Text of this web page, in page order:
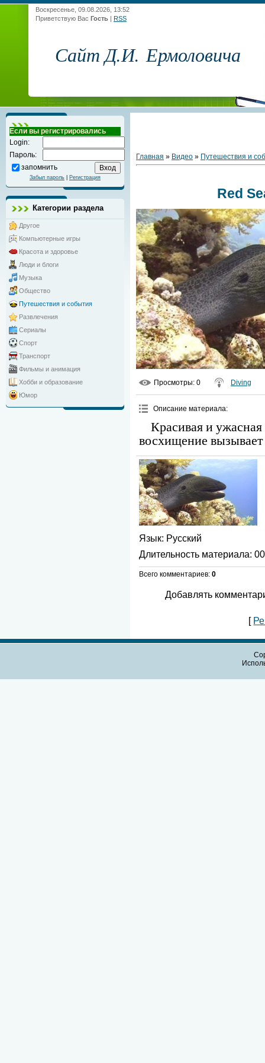
Воскресенье, 09.08.2026, 13:52
Приветствую Вас Гость | RSS
Сайт Д.И. Ермоловича
Если вы регистрировались
Login:
Пароль:
запомнить
Забыл пароль Регистрация
Категории раздела
Другое
Компьютерные игры
Красота и здоровье
Люди и блоги
Музыка
Общество
Путешествия и события
Развлечения
Сериалы
Спорт
Транспорт
Фильмы и анимация
Хобби и образование
Юмор
Главная » Видео » Путешествия и
Red
Просмотры: 0 Diving
Описание материала:
Красивая и
восхищение
Язык: Русский
Длительность материала:
Всего комментариев: 0
Добавлять
[